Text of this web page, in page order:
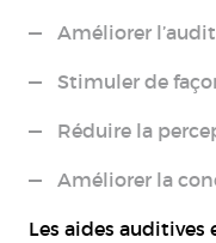
Améliorer
Stimuler de
Réduire la
Améliorer la
Les aides auditives